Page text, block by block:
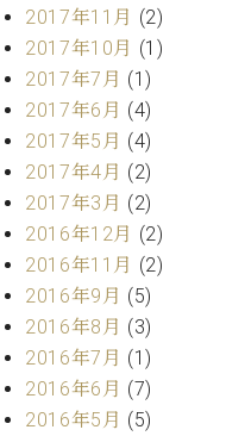
ィ
シ
ョ
ン
W.
ホ
フ
マ
ン
ヴ
ィ
ジ
ョ
ン
ス
タ
ッ
フ
ご
拶
技
術
者
紹
介
情報
【ユ
ーロ
2017年11月 (2)
2017年10月 (1)
2017年7月 (1)
2017年6月 (4)
2017年5月 (4)
2017年4月 (2)
2017年3月 (2)
2016年12月 (2)
2016年11月 (2)
2016年9月 (5)
2016年8月 (3)
2016年7月 (1)
2016年6月 (7)
2016年5月 (5)